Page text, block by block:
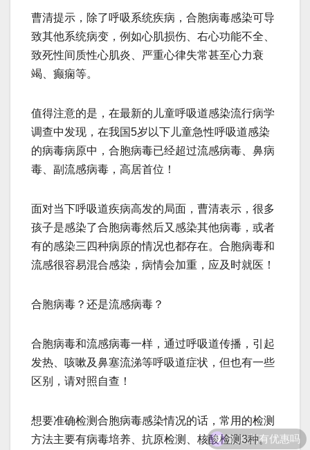
曹清提示，除了呼吸系统疾病，合胞病毒感染可导
致其他系统病变，例如心肌损伤、右心功能不全、
致死性间质性心肌炎、严重心律失常甚至心力衰
竭、癫痫等。
值得注意的是，在最新的儿童呼吸道感染流行病学
调查中发现，在我国5岁以下儿童急性呼吸道感染
的病毒病原中，合胞病毒已经超过流感病毒、鼻病
毒、副流感病毒，高居首位！
面对当下呼吸道疾病高发的局面，曹清表示，很多
孩子是感染了合胞病毒然后又感染其他病毒，或者
有的感染三四种病原的情况也都存在。合胞病毒和
流感很容易混合感染，病情会加重，应及时就医！
合胞病毒？还是流感病毒？
合胞病毒和流感病毒一样，通过呼吸道传播，引起
发热、咳嗽及鼻塞流涕等呼吸道症状，但也有一些
区别，请对照自查！
想要准确检测合胞病毒感染情况的话，常用的检测
方法主要有病毒培养、抗原检测、核酸检测3种。